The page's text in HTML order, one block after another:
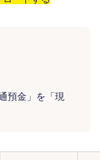
預金」を「現